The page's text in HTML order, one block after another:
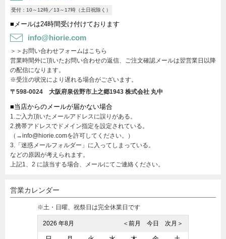
受付：10～12時／13～17時（土日祝除く）
■メールは24時間受け付けております
info@hiorie.com
＞＞お問い合わせフォームはこちら
営業時間外に頂いたお問い合わせの返信、ご注文確認メールは翌営業日以降
の配信になります。
※受注の状況により遅れる場合がございます。
〒598-0024 大阪府泉佐野市上之郷1943 株式会社 丸中
■当店からのメールが届かない場合
1.ご入力頂いたメールアドレスに誤りがある。
2.携帯アドレスでドメイン指定を設定されている。
（→info@hiorie.comを許可してください。）
3.「迷惑メールフォルダー」に入ってしまっている。
などの原因が考えられます。
上記1、2 に該当する場合、メールにてご連絡ください。
営業カレンダー
※土・日曜、祝祭日は完全休業日です
2026 年8月 次月＞
今日
＜前月